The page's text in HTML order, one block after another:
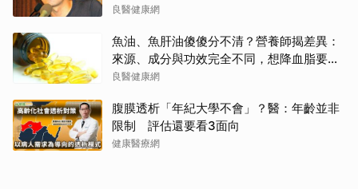
檢
良醫健康網
魚油、魚肝油傻傻分不清？營養師揭差異：
來源、成分與功效完全不同，想降血脂要吃
「它」
良醫健康網
腹膜透析「年紀大學不會」？醫：年齡並非
限制 評估還要看3面向
健康醫療網